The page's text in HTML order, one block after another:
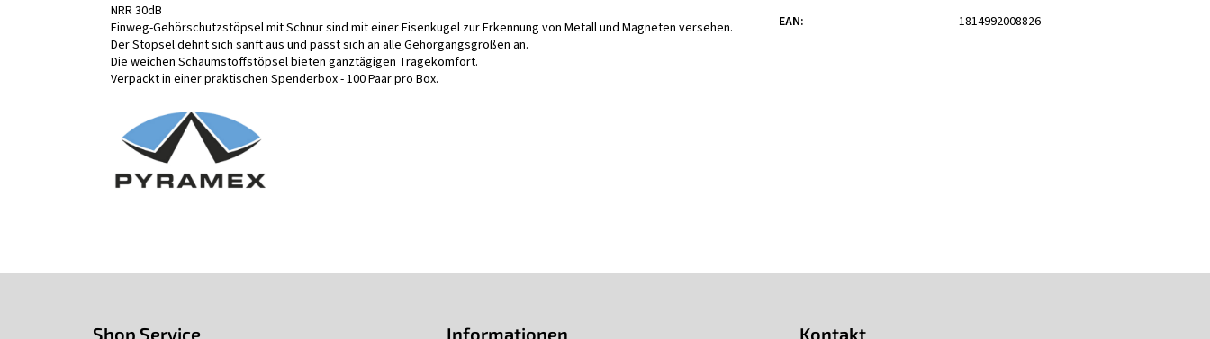
NRR 30dB
Einweg-Gehörschutzstöpsel mit Schnur sind mit einer Eisenkugel zur Erkennung von Metall und Magneten versehen.
Der Stöpsel dehnt sich sanft aus und passt sich an alle Gehörgangsgrößen an.
Die weichen Schaumstoffstöpsel bieten ganztägigen Tragekomfort.
Verpackt in einer praktischen Spenderbox - 100 Paar pro Box.
EAN: 1814992008826
Shop Service Informationen Kontakt